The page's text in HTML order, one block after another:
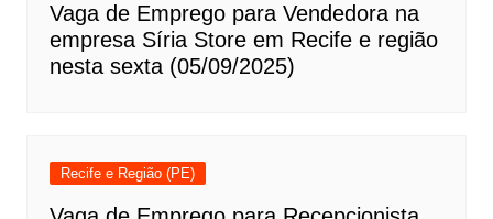
Vaga de Emprego para Vendedora na
empresa Síria Store em Recife e região
nesta sexta (05/09/2025)
Recife e Região (PE)